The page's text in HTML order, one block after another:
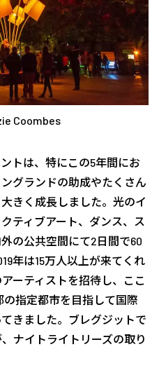
Coombes
トは、特にこの5年間にお
グランドの助成やたくさん
きく成長しました。光のイ
ティブアート、ダンス、ス
の公共空間にて2日間で60
年は15万人以上が来てくれ
ーティストを招待し、ここ
指定都市を目指して国際
きました。ブレグジットで
ナイトライトリーズの取り